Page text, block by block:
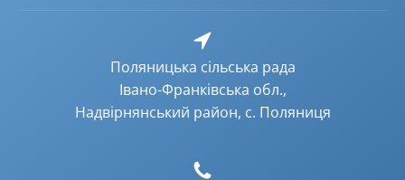
Поляницька сільська рада
Івано-Франківська обл.,
Надвірнянський район, с. Поляниця